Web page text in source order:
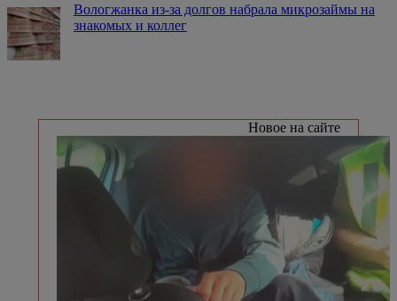
Вологжанка из-за долгов набрала микрозаймы на
знакомых и коллег
Новое на сайте